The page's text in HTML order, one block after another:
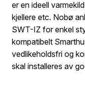
er en ideell
kjellere etc. Nobø
SWT-IZ for enkel
kompatibelt
vedlikeholdsfri og
skal installeres av